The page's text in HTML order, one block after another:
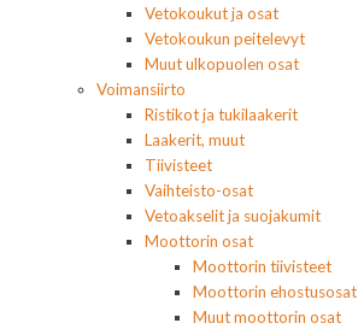
Vetokoukut ja osat
Vetokoukun peitelevyt
Muut ulkopuolen osat
Voimansiirto
Ristikot ja tukilaakerit
Laakerit, muut
Tiivisteet
Vaihteisto-osat
Vetoakselit ja suojakumit
Moottorin osat
Moottorin tiivisteet
Moottorin ehostusosat
Muut moottorin osat